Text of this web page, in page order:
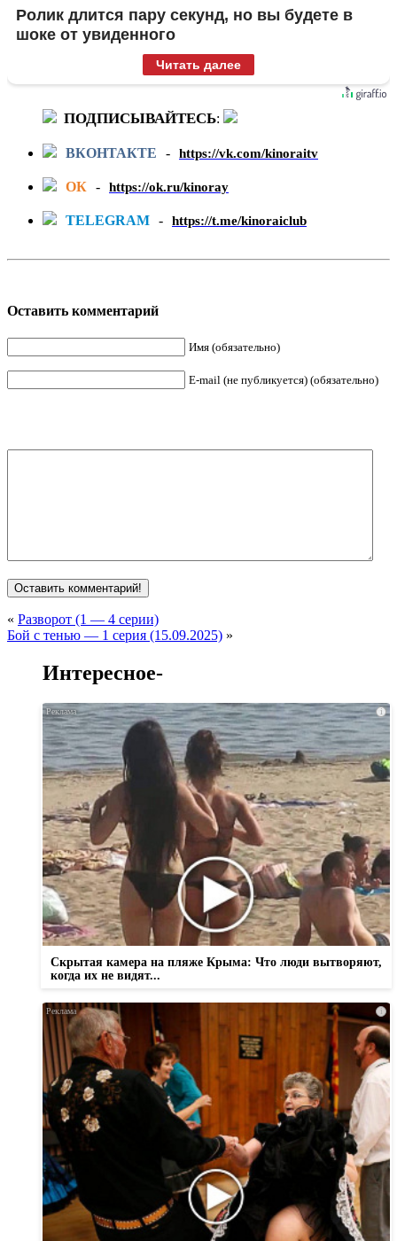
Ролик длится пару секунд, но вы будете в
шоке от увиденного
Читать далее
ПОДПИСЫВАЙТЕСЬ:
ВКОНТАКТЕ - https://vk.com/kinoraitv
ОК - https://ok.ru/kinoray
TELEGRAM - https://t.me/kinoraiclub
Оставить комментарий
Имя (обязательно)
E-mail (не публикуется) (обязательно)
« Разворот (1 — 4 серии)
Бой с тенью — 1 серия (15.09.2025) »
Интересное-
i
Скрытая камера на пляже Крыма: Что люди вытворяют,
когда их не видят...
i